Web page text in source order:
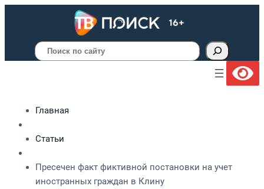
Поиск
Главная
Статьи
Пресечен факт фиктивной постановки на учет
иностранных граждан в Клину